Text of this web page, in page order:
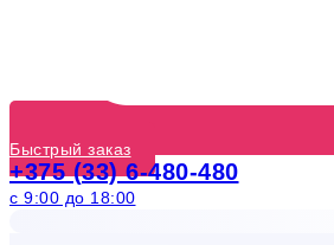
Быстрый заказ
+375 (33) 6-480-480
с 9:00 до 18:00